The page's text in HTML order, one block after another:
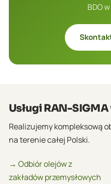
BDO
Usługi RAN-
Realizujemy kompleksową
na terenie całej Polski.
→ Odbiór olejów z
zakładów przemysłowych